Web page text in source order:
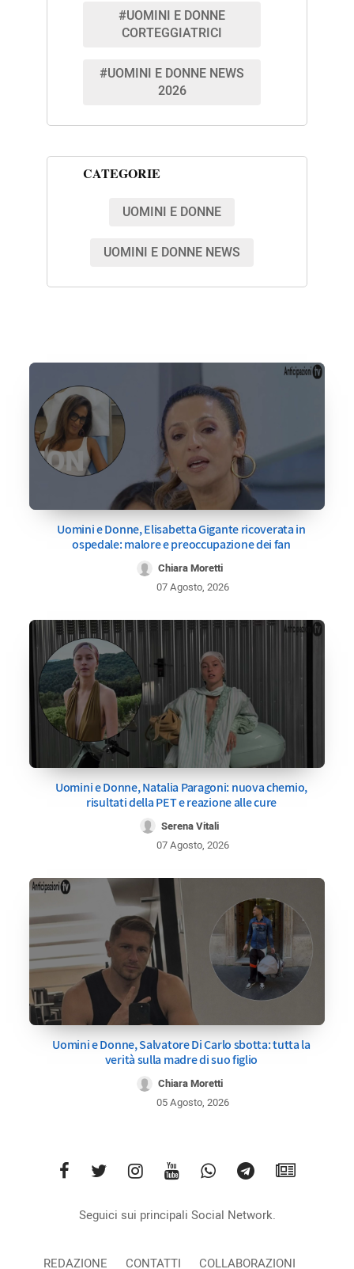
#UOMINI E DONNE
CORTEGGIATRICI
#UOMINI E DONNE NEWS
2026
CATEGORIE
UOMINI E DONNE
UOMINI E DONNE NEWS
Uomini e Donne, Elisabetta Gigante ricoverata in
ospedale: malore e preoccupazione dei fan
Chiara Moretti
07 Agosto, 2026
Uomini e Donne, Natalia Paragoni: nuova chemio,
risultati della PET e reazione alle cure
Serena Vitali
07 Agosto, 2026
Uomini e Donne, Salvatore Di Carlo sbotta: tutta la
verità sulla madre di suo figlio
Chiara Moretti
05 Agosto, 2026
Seguici sui principali Social Network.
REDAZIONE CONTATTI COLLABORAZIONI